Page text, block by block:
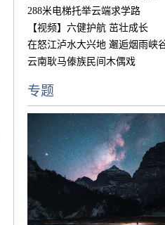
288米电梯托举云端求学路
【视频】六健护航 茁壮成长
在怒江泸水大兴地 邂逅烟雨峡
云南耿马傣族民间木偶戏
专题